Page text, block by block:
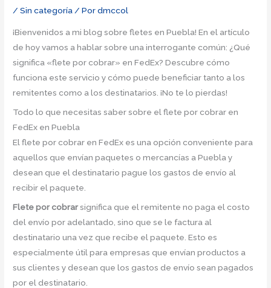
/Sin categoría/ Pordmccol
¡Bienvenidos a mi blog sobre fletes en Puebla! En el artículo
de hoy vamos a hablar sobre una interrogante común: ¿Qué
significa «flete por cobrar» en FedEx? Descubre cómo
funciona este servicio y cómo puede beneficiar tanto a los
remitentes como a los destinatarios. ¡No te lo pierdas!
Todo lo que necesitas saber sobre el flete por cobrar en
FedEx en Puebla
El flete por cobrar en FedEx es una opción conveniente para
aquellos que envían paquetes o mercancías a Puebla y
desean que el destinatario pague los gastos de envío al
recibir el paquete.
Flete por cobrarsignifica que el remitente no paga el costo
del envío por adelantado, sino que se le factura al
destinatario una vez que recibe el paquete. Esto es
especialmente útil para empresas que envían productos a
sus clientes y desean que los gastos de envío sean pagados
por el destinatario.